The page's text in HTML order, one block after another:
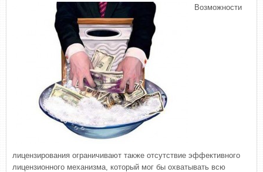
Возможности
лицензирования ограничивают также отсутствие эффективного
лицензионного механизма, который мог бы охватывать всю